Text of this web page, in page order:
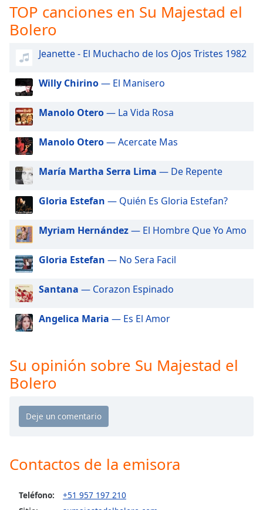
settings
dialog
subtitles
selected
Audio
Track
Picture-
in-
Fullscreen
This
modal
window.
Beginning
dialog
window.
Escape
cancel
and
window.
Color
Background
Color
TOP canciones en Su Majestad el
Bolero
Jeanette - El Muchacho de los Ojos Tristes 1982
Willy Chirino— El Manisero
Manolo Otero— La Vida Rosa
Manolo Otero— Acercate Mas
María Martha Serra Lima — De Repente
Gloria Estefan — Quién Es Gloria Estefan?
Myriam Hernández— El Hombre Que Yo Amo
Gloria Estefan — No Sera Facil
Santana — Corazon Espinado
Angelica Maria — Es El Amor
Su opinión sobre Su Majestad el
Bolero
Contactos de la emisora
Teléfono:
+51 957 197 210